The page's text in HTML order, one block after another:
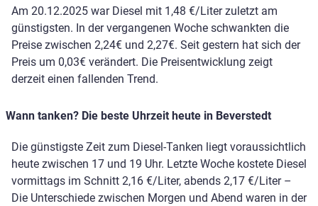
Am 20.12.2025 war Diesel mit 1,48 €/Liter zuletzt am
günstigsten. In der vergangenen Woche schwankten die
Preise zwischen 2,24€ und 2,27€. Seit gestern hat sich der
Preis um 0,03€ verändert. Die Preisentwicklung zeigt
derzeit einen fallenden Trend.
Wann tanken? Die beste Uhrzeit heute in Beverstedt
Die günstigste Zeit zum Diesel-Tanken liegt voraussichtlich
heute zwischen 17 und 19 Uhr. Letzte Woche kostete Diesel
vormittags im Schnitt 2,16 €/Liter, abends 2,17 €/Liter –
Die Unterschiede zwischen Morgen und Abend waren in der